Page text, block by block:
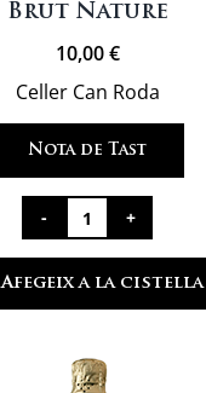
Brut Nature
10,00€
Celler Can Roda
Nota de Tast
quantitat
de
Brut
Afegeix a la cistella